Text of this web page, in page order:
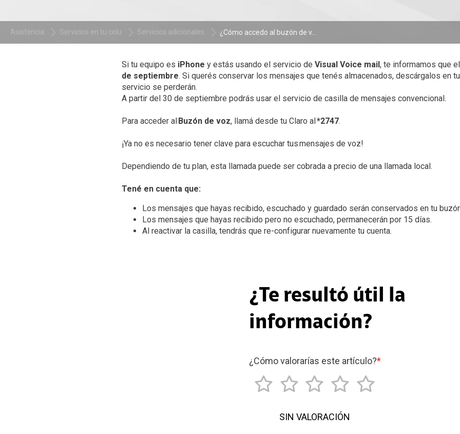
Asistencia Servicios en tu celu Servicios adicionales ¿Cómo accedo al buzón de v...
Si tu equipo es iPhone y estás usando el servicio de Visual Voice mail, te informamos que
de septiembre. Si querés conservar los mensajes que tenés almacenados, descárgalos en
servicio se perderán.
A partir del 30 de septiembre podrás usar el servicio de casilla de mensajes convencional.
Para acceder alBuzón de voz, llamá desde tu Claro al*2747.
¡Ya no es necesario tener clave para escuchar tus mensajes de voz!
Dependiendo de tu plan, esta llamada puede ser cobrada a precio de una llamada local.
Tené en cuenta que:
Los mensajes que hayas recibido, escuchado y guardado serán conservados en tu
Los mensajes que hayas recibido pero no escuchado, permanecerán por 15 días.
Al reactivar la casilla, tendrás que re-configurar nuevamente tu cuenta.
¿Te resultó útil la
información?
¿Cómo valorarías este artículo?*
SIN VALORACIÓN